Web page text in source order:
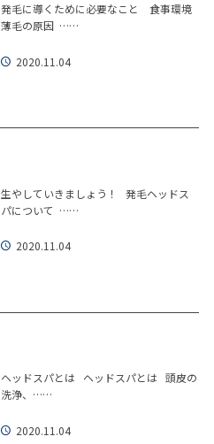
発毛に導くために必要なこと 食事環境
薄毛の原因 ……
2020.11.04
生やしていきましょう！ 発毛ヘッドス
パについて ……
2020.11.04
ヘッドスパとは ヘッドスパとは 頭皮の
洗浄、……
2020.11.04